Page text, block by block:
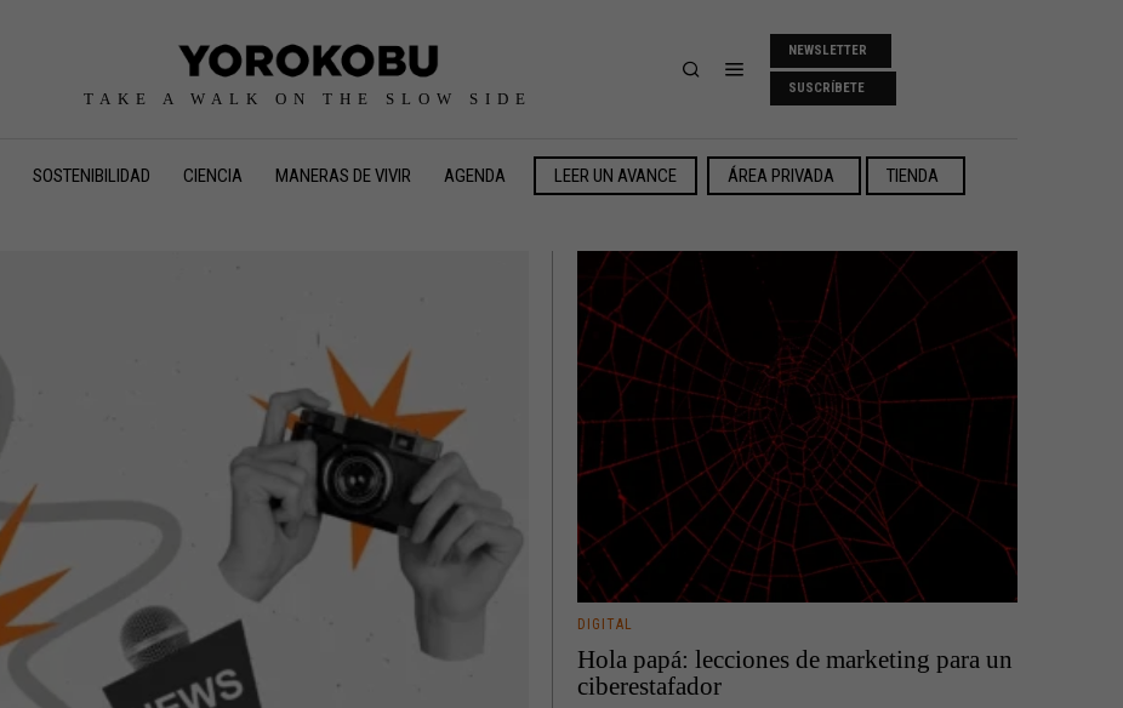
TAKE A WALK ON THE SLOW SIDE
NEWSLETTER
SUSCRÍBETE
SOSTENIBILIDAD CIENCIA MANERAS DE VIVIR AGENDA LEER UN AVANCE ÁREA PRIVADA TIENDA
DIGITAL
Hola papá: lecciones de marketing para un
ciberestafador